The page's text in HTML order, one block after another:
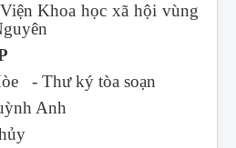
Khoa học xã hội vùng
- Thư ký tòa soạn
Anh